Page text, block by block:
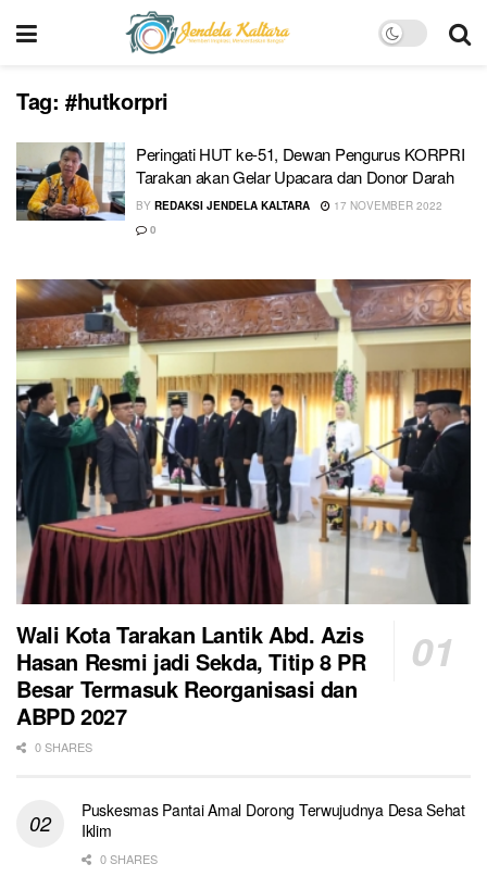
Tag: #hutkorpri
Peringati HUT ke-51, Dewan Pengurus KORPRI
Tarakan akan Gelar Upacara dan Donor Darah
BY REDAKSI JENDELA KALTARA
17 NOVEMBER 2022
0
Wali Kota Tarakan Lantik Abd. Azis
Hasan Resmi jadi Sekda, Titip 8 PR
Besar Termasuk Reorganisasi dan
ABPD 2027
0 SHARES
Puskesmas Pantai Amal Dorong Terwujudnya Desa Sehat
Iklim
0 SHARES